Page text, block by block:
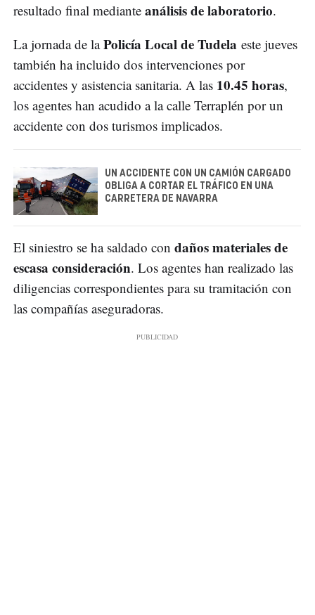
resultado final mediante análisis de laboratorio.
La jornada de laPolicía Local de Tudela este jueves
también ha incluido dos intervenciones por
accidentes y asistencia sanitaria. A las 10.45 horas,
los agentes han acudido a la calle Terraplén por un
accidente con dos turismos implicados.
UN ACCIDENTE CON UN CAMIÓN CARGADO
OBLIGA A CORTAR EL TRÁFICO EN UNA
CARRETERA DE NAVARRA
El siniestro se ha saldado con daños materiales de
escasa consideración. Los agentes han realizado las
diligencias correspondientes para su tramitación con
las compañías aseguradoras.